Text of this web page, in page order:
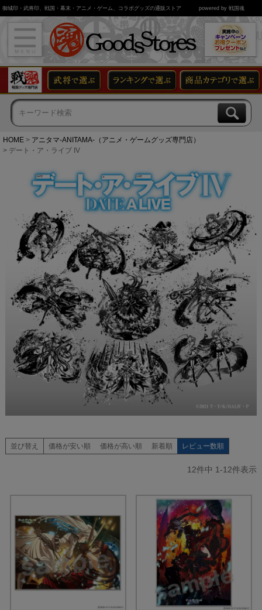
御城印・武将印、戦国・幕末・アニメ・ゲーム、コラボグッズの通販ストア powered by 戦国魂
HOME
アニタマ-ANITAMA-（アニメ・ゲームグッズ専門店）
デート・ア・ライブ IV
並び替え 価格が安い順 価格が高い順 新着順 レビュー数順
12件中 1-12件表示